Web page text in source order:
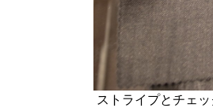
ストライプとチェ